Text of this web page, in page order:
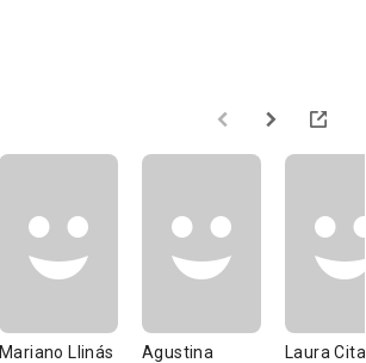
Mariano Llinás
Agustina
Laura